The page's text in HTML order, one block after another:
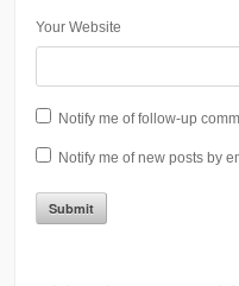
Your Website
Notify me of follow-up
Notify me of new posts by